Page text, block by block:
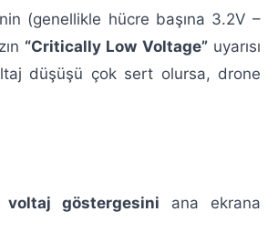
(genellikle hücre başına 3.2V –
“Critically Low Voltage”uyarısı
düşüşü çok sert olursa, drone
voltaj göstergesini ana ekrana